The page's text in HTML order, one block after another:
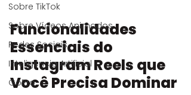
Sobre TikTok
Sobre Vídeos Animados
Redes Sociais
Inteligência Artificial
GoPro
Funcionalidades
Essenciais do
Instagram Reels que
Você Precisa Dominar